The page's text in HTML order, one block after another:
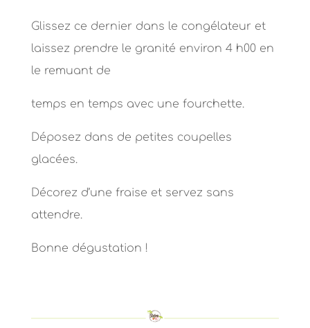
Glissez ce dernier dans le congélateur et
laissez prendre le granité environ 4 h00 en
le remuant de
temps en temps avec une fourchette.
Déposez dans de petites coupelles
glacées.
Décorez d’une fraise et servez sans
attendre.
Bonne dégustation !